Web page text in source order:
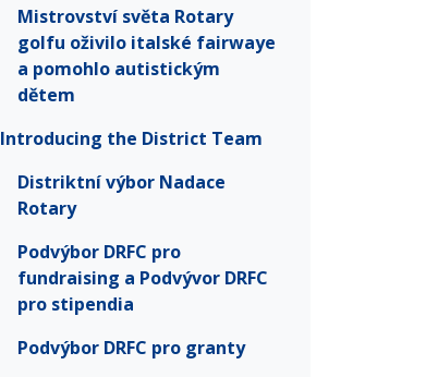
Mistrovství světa Rotary
golfu oživilo italské fairwaye
a pomohlo autistickým
dětem
Introducing the District Team
Distriktní výbor Nadace
Rotary
Podvýbor DRFC pro
fundraising a Podvývor DRFC
pro stipendia
Podvýbor DRFC pro granty